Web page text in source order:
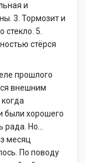
и
3. Тормозит и
стекло. 5.
стёрся
прошлого
внешним
были хорошего
Но...
месяц
По поводу